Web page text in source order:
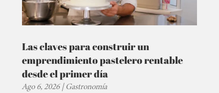
Las claves para construir un
emprendimiento pastelero rentable
desde el primer día
Ago 6, 2026|Gastronomía